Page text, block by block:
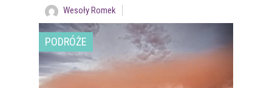
Wesoły Romek
PODRÓŻE